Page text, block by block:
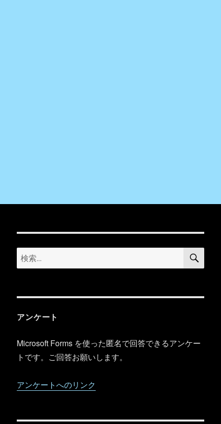
検
索:
検
アンケート
Microsoft Forms を使った匿名で回答できるアンケー
トです。ご回答お願いします。
アンケートへのリンク